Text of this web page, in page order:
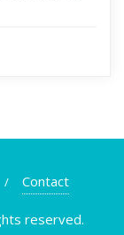
Contact
reserved.